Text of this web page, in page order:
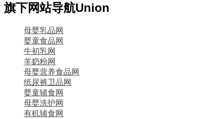
旗下网站导航Union
母婴乳品网
婴童食品网
牛初乳网
羊奶粉网
母婴营养食品网
纸尿裤卫品网
婴童辅食网
母婴洗护网
有机辅食网